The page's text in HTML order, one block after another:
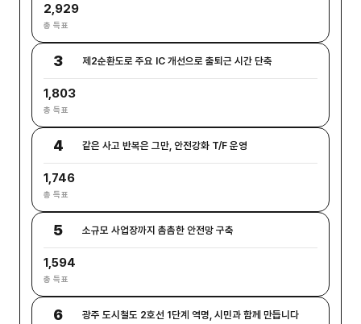
2,929
총 득표
3 제2순환도로 주요 IC 개선으로 출퇴근 시간 단축
1,803
총 득표
4 같은 사고 반복은 그만, 안전강화 T/F 운영
1,746
총 득표
5 소규모 사업장까지 촘촘한 안전망 구축
1,594
총 득표
6 광주 도시철도 2호선 1단계 역명, 시민과 함께 만듭니다